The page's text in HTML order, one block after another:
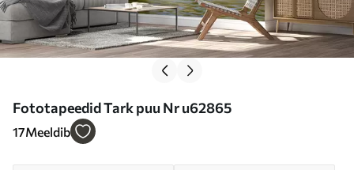
Fototapeedid Tark puu Nr u62865
17Meeldib